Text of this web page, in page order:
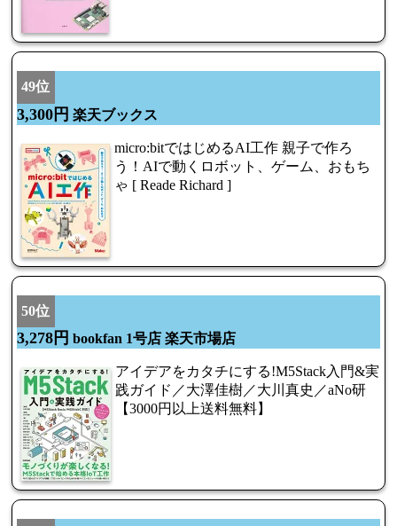
49位
3,300円 楽天ブックス
micro:bitではじめるAI工作 親子で作ろ
う！AIで動くロボット、ゲーム、おもち
ゃ [ Reade Richard ]
50位
3,278円 bookfan 1号店 楽天市場店
アイデアをカタチにする!M5Stack入門&実
践ガイド／大澤佳樹／大川真史／aNo研
【3000円以上送料無料】